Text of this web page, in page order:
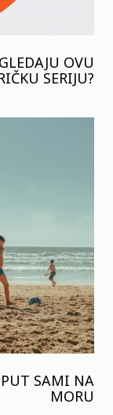
OVU
SERIJU?
SAMI NA
MORU